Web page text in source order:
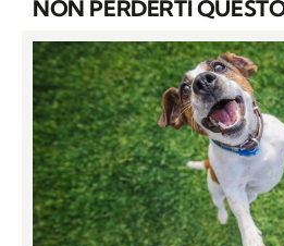
NON PERDERTI